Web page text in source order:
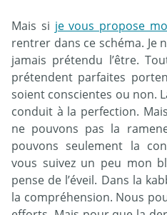
Mais si je vous propose
rentrer dans ce schéma. Je
jamais prétendu l’être.
prétendent parfaites
soient conscientes ou non.
conduit à la perfection.
ne pouvons pas la
pouvons seulement la
vous suivez un peu mon
pense de l’éveil. Dans la
la compréhension. Nous